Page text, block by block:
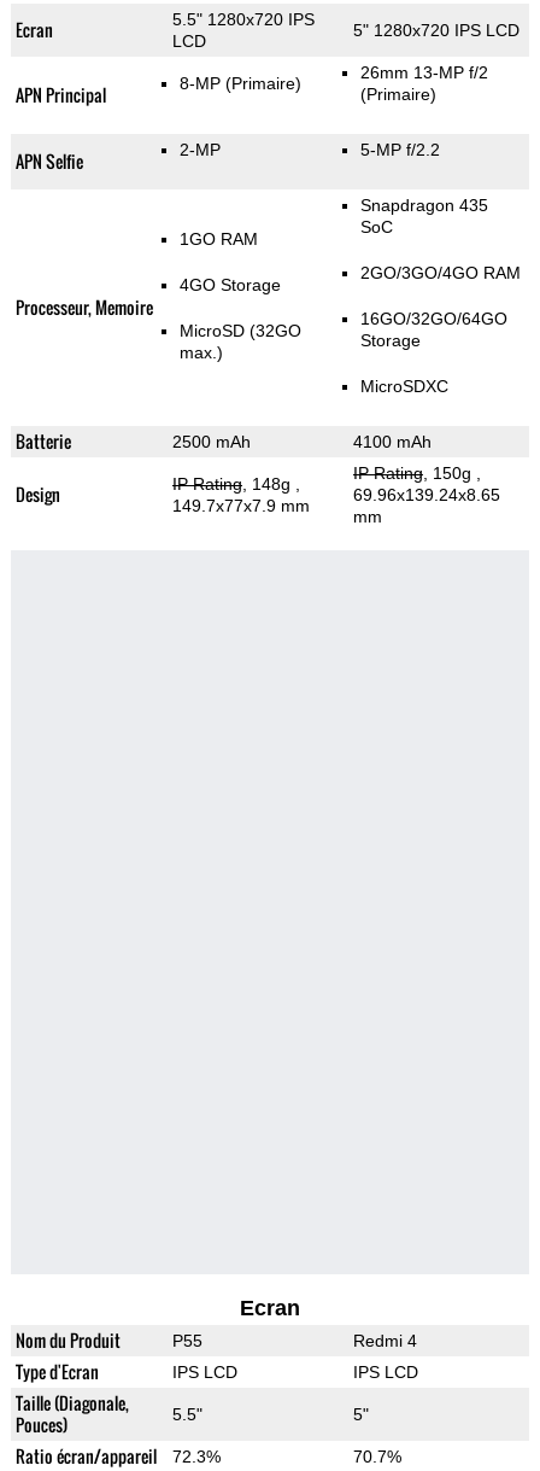
Ecran
5.5" 1280x720 IPS
LCD
5" 1280x720 IPS LCD
APN Principal 8-MP (Primaire)
26mm 13-MP f/2
(Primaire)
APN Selfie 2-MP 5-MP f/2.2
Processeur, Memoire
1GO RAM
4GO Storage
MicroSD (32GO
max.)
Snapdragon 435
SoC
2GO/3GO/4GO RAM
16GO/32GO/64GO
Storage
MicroSDXC
Batterie 2500 mAh 4100 mAh
Design IP Rating, 148g
149.7x77x7.9 mm
IP Rating, 150g
69.96x139.24x8.65
mm
Ecran
Nom du Produit P55 Redmi 4
Type d'Ecran IPS LCD IPS LCD
Taille (Diagonale,
Pouces)
5.5" 5"
Ratio écran/appareil 72.3% 70.7%